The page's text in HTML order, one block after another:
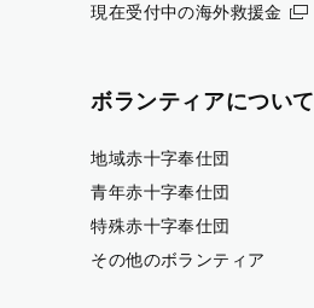
現在受付中の海外救援金
ボランティアについて
地域赤十字奉仕団
青年赤十字奉仕団
特殊赤十字奉仕団
その他のボランティア